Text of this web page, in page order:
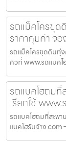
รถแม็คโครขุด
ราคาคุ้มค่า จ
รถแม็คโครขุดดินทุ่
คิวที่ www.รถแบคโ
รถแบคโฮถมที่
เรียกใช้
รถแบคโฮถมที่สะพา
แบคโฮรับจ้าง.com